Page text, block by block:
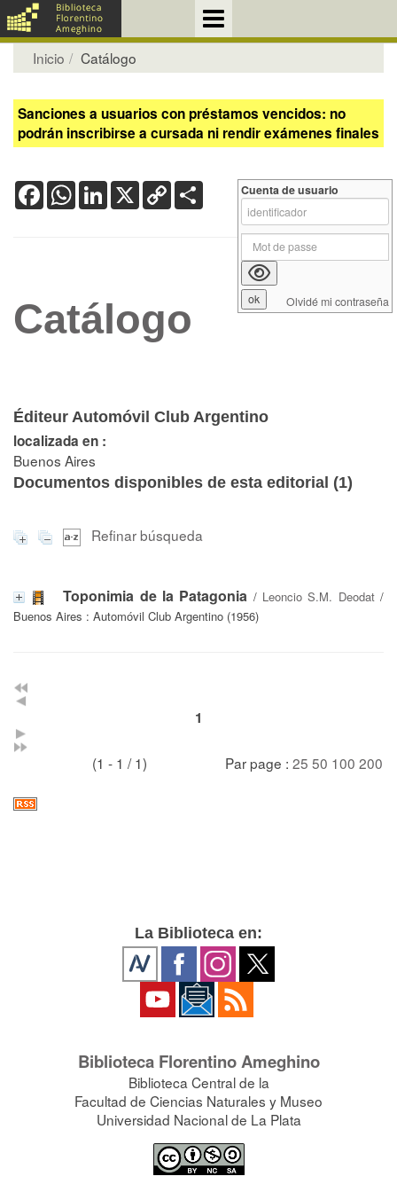
Inicio Catálogo
Sanciones a usuarios con préstamos vencidos: no
podrán inscribirse a cursada ni rendir exámenes finales
FacebookWhatsApp
LinkedIn
X Copy
Link
Catálogo
Éditeur Automóvil Club Argentino
localizada en :
Buenos Aires
Documentos disponibles de esta editorial (1)
Refinar búsqueda
Toponimia de la Patagonia / Leoncio S.M. Deodat/
Buenos Aires : Automóvil Club Argentino (1956)
1
(1 - 1 / 1) Par page : 25 50 100 200
Cuenta de usuario
Olvidé mi contraseña
La Biblioteca en:
Biblioteca Florentino Ameghino
Biblioteca Central de la
Facultad de Ciencias Naturales y Museo
Universidad Nacional de La Plata